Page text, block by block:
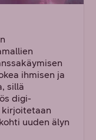
ihmisen ja
sillä
digi-
kirjoitetaan
uuden älyn